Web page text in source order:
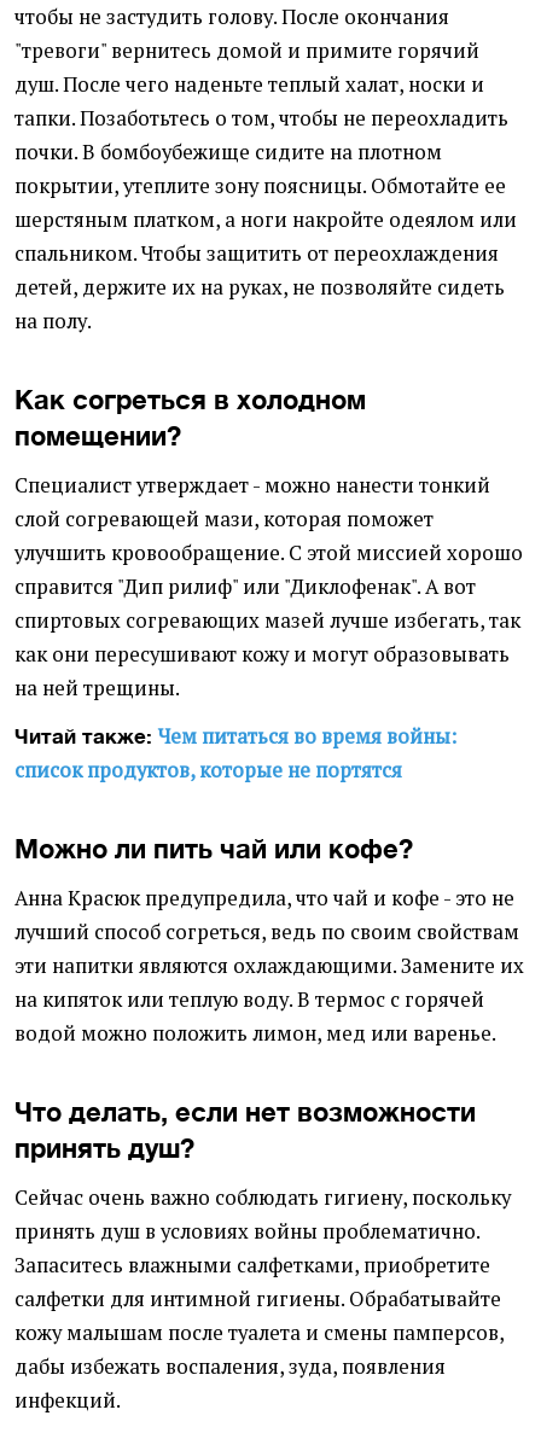
чтобы не застудить голову. После окончания
"тревоги" вернитесь домой и примите горячий
душ. После чего наденьте теплый халат, носки и
тапки. Позаботьтесь о том, чтобы не переохладить
почки. В бомбоубежище сидите на плотном
покрытии, утеплите зону поясницы. Обмотайте ее
шерстяным платком, а ноги накройте одеялом или
спальником. Чтобы защитить от переохлаждения
детей, держите их на руках, не позволяйте сидеть
на полу.
Как согреться в холодном
помещении?
Специалист утверждает - можно нанести тонкий
слой согревающей мази, которая поможет
улучшить кровообращение. С этой миссией хорошо
справится "Дип рилиф" или "Диклофенак". А вот
спиртовых согревающих мазей лучше избегать, так
как они пересушивают кожу и могут образовывать
на ней трещины.
Читай также:Чем питаться во время войны:
список продуктов, которые не портятся
Можно ли пить чай или кофе?
Анна Красюк предупредила, что чай и кофе - это не
лучший способ согреться, ведь по своим свойствам
эти напитки являются охлаждающими. Замените их
на кипяток или теплую воду. В термос с горячей
водой можно положить лимон, мед или варенье.
Что делать, если нет возможности
принять душ?
Сейчас очень важно соблюдать гигиену, поскольку
принять душ в условиях войны проблематично.
Запаситесь влажными салфетками, приобретите
салфетки для интимной гигиены. Обрабатывайте
кожу малышам после туалета и смены памперсов,
дабы избежать воспаления, зуда, появления
инфекций.